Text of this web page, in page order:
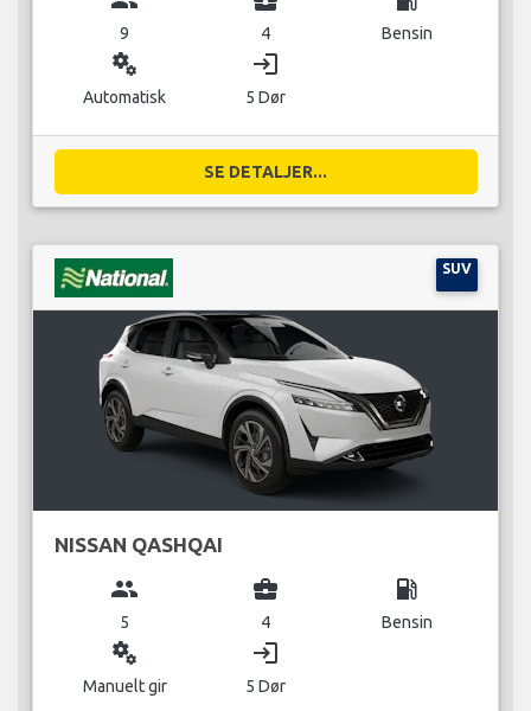
9 4 Bensin
miscellaneous_services
Automatisk
login
5 Dør
SE DETALJER...
SUV
NISSAN QASHQAI
group
5
business_center
4
local_gas_station
Bensin
miscellaneous_services
Manuelt gir
login
5 Dør